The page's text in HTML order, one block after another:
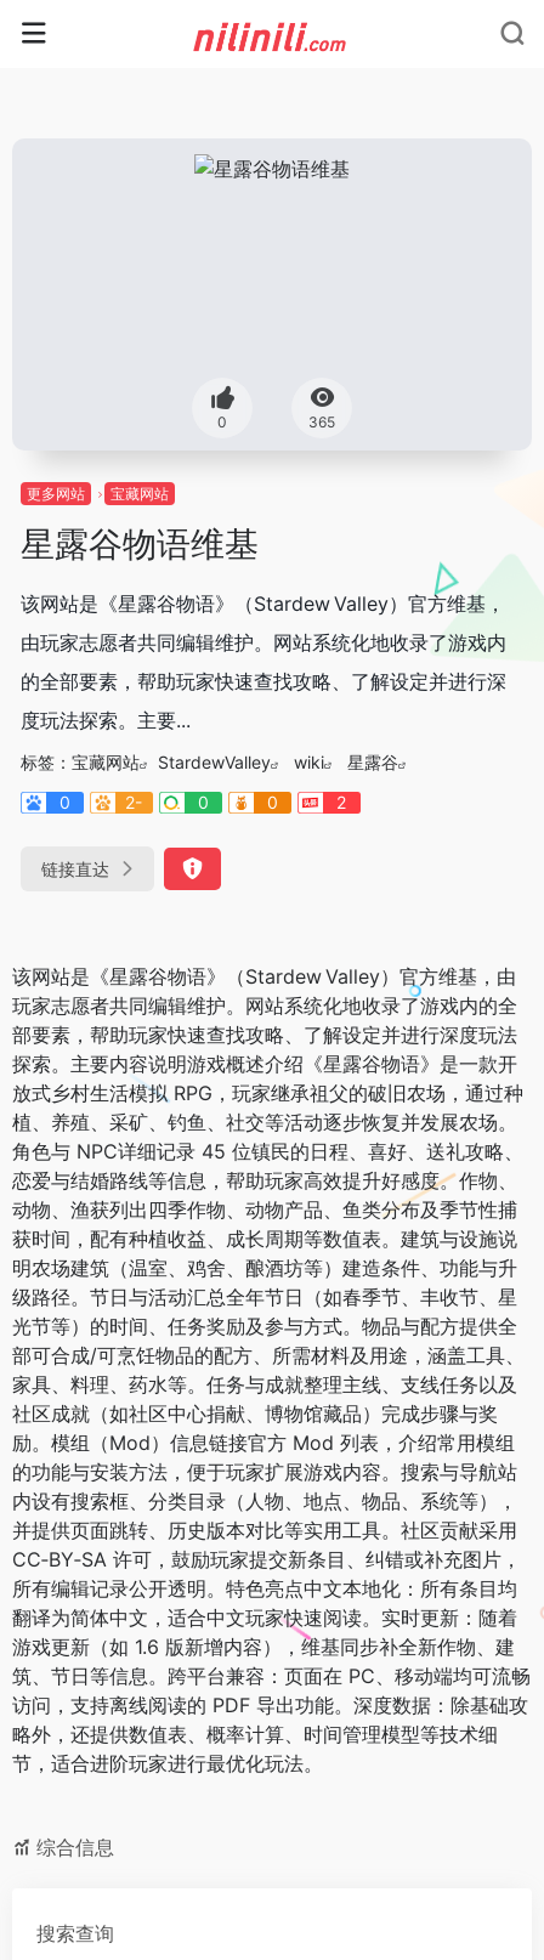
0 365
更多网站 宝藏网站
星露谷物语维基
该网站是《星露谷物语》（Stardew Valley）官方维基，
由玩家志愿者共同编辑维护。网站系统化地收录了游戏内
的全部要素，帮助玩家快速查找攻略、了解设定并进行深
度玩法探索。主要...
标签： 宝藏网站 StardewValley wiki
星露谷
0
2- 0 0 2
链接直达
该网站是《星露谷物语》（Stardew Valley）官方维基，由
玩家志愿者共同编辑维护。网站系统化地收录了游戏内的全
部要素，帮助玩家快速查找攻略、了解设定并进行深度玩法
探索。主要内容说明游戏概述介绍《星露谷物语》是一款开
放式乡村生活模拟 RPG，玩家继承祖父的破旧农场，通过种
植、养殖、采矿、钓鱼、社交等活动逐步恢复并发展农场。
角色与 NPC详细记录 45 位镇民的日程、喜好、送礼攻略、
恋爱与结婚路线等信息，帮助玩家高效提升好感度。作物、
动物、渔获列出四季作物、动物产品、鱼类分布及季节性捕
获时间，配有种植收益、成长周期等数值表。建筑与设施说
明农场建筑（温室、鸡舍、酿酒坊等）建造条件、功能与升
级路径。节日与活动汇总全年节日（如春季节、丰收节、星
光节等）的时间、任务奖励及参与方式。物品与配方提供全
部可合成/可烹饪物品的配方、所需材料及用途，涵盖工具、
家具、料理、药水等。任务与成就整理主线、支线任务以及
社区成就（如社区中心捐献、博物馆藏品）完成步骤与奖
励。模组（Mod）信息链接官方 Mod 列表，介绍常用模组
的功能与安装方法，便于玩家扩展游戏内容。搜索与导航站
内设有搜索框、分类目录（人物、地点、物品、系统等），
并提供页面跳转、历史版本对比等实用工具。社区贡献采用
CC‑BY‑SA 许可，鼓励玩家提交新条目、纠错或补充图片，
所有编辑记录公开透明。特色亮点中文本地化：所有条目均
翻译为简体中文，适合中文玩家快速阅读。实时更新：随着
游戏更新（如 1.6 版新增内容），维基同步补全新作物、建
筑、节日等信息。跨平台兼容：页面在 PC、移动端均可流畅
访问，支持离线阅读的 PDF 导出功能。深度数据：除基础攻
略外，还提供数值表、概率计算、时间管理模型等技术细
节，适合进阶玩家进行最优化玩法。
综合信息
搜索查询